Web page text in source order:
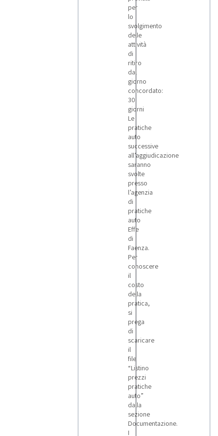
per
lo
svolgimento
delle
attività
di
ritiro
dal
giorno
concordato:
30
giorni
Le
pratiche
auto
successive
all’aggiudicazione
saranno
svolte
presso
l’agenzia
di
pratiche
auto
Effe
di
Faenza.
Per
conoscere
il
costo
della
pratica,
si
prega
di
scaricare
il
file
“Listino
prezzi
pratiche
auto”
dalla
sezione
Documentazione.
I